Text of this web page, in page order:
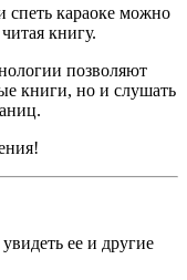
спеть караоке можно
книгу.
позволяют
книги, но и слушать
ее и другие